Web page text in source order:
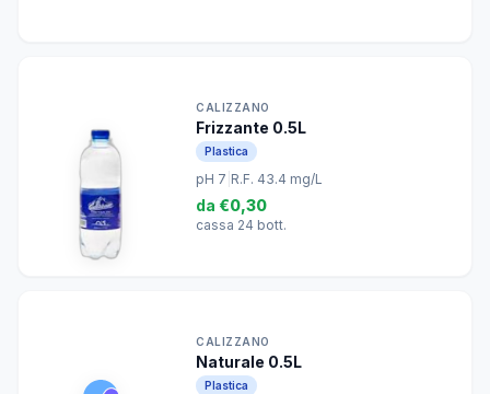
CALIZZANO
Frizzante 0.5L
Plastica
pH 7 R.F. 43.4 mg/L
da €0,30
cassa 24 bott.
CALIZZANO
Naturale 0.5L
Plastica